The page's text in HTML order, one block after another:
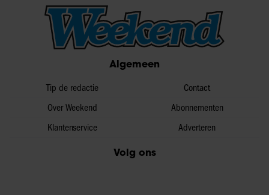
Algemeen
Tip de redactie
Over Weekend
Klantenservice
Contact
Abonnementen
Adverteren
Volg ons